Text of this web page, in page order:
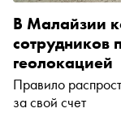
В Малайзии
сотрудников
геолокацией
Правило
за свой счет